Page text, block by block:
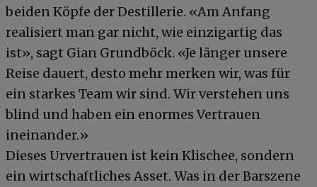
beiden Köpfe der Destillerie. «Am Anfang
realisiert man gar nicht, wie einzigartig das
ist», sagt Gian Grundböck. «Je länger unsere
Reise dauert, desto mehr merken wir, was für
ein starkes Team wir sind. Wir verstehen uns
blind und haben ein enormes Vertrauen
ineinander.»
Dieses Urvertrauen ist kein Klischee, sondern
ein wirtschaftliches Asset. Was in der Barszene